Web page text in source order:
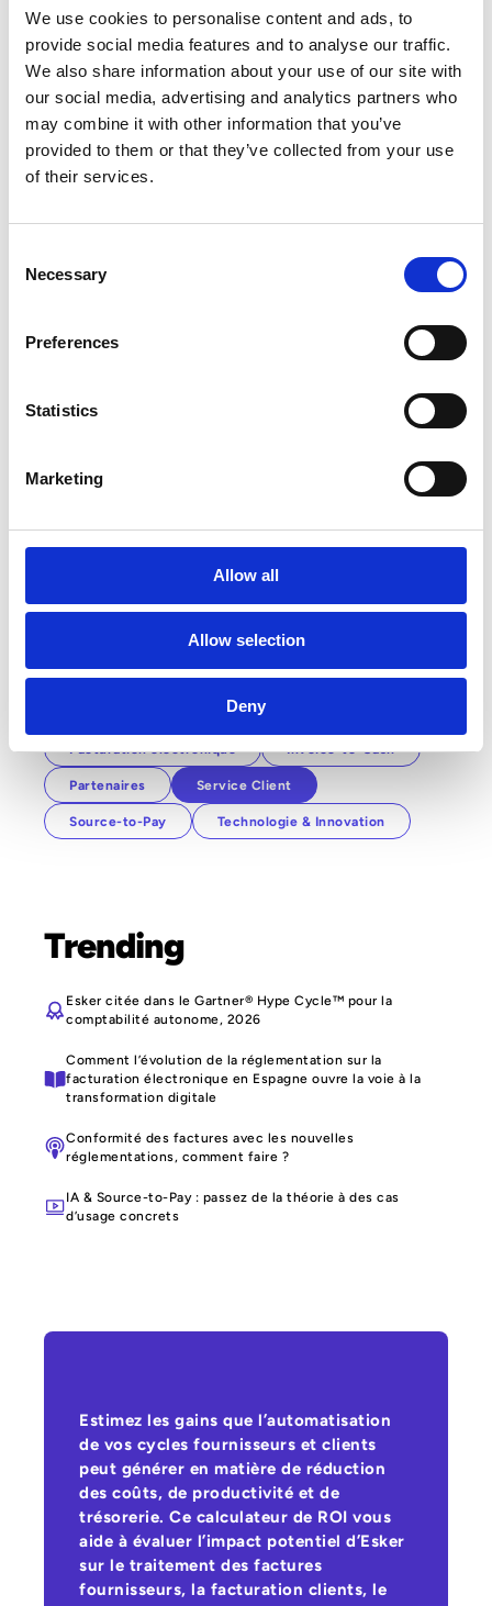
We use cookies to personalise content and ads, to
provide social media features and to analyse our traffic.
We also share information about your use of our site with
our social media, advertising and analytics partners who
may combine it with other information that you’ve
provided to them or that they’ve collected from your use
of their services.
Selection
Necessary
Preferences
Statistics
Marketing
Allow all
Allow selection
Deny
Service Client
Comment la digitalisation de la
Supply Chain fiabilise les
processus et facilite la
6 min(s) de lecture
Service Client de demain : faites la
différence avec une qualité de
service optimale
Manon Duboz
Catégories
Facturation électronique Invoice-to-Cash
Partenaires Service Client
Source-to-Pay Technologie & Innovation
Trending
Esker citée dans le Gartner® Hype Cycle™ pour la
comptabilité autonome, 2026
Comment l’évolution de la réglementation sur la
facturation électronique en Espagne ouvre la voie à la
transformation digitale
Conformité des factures avec les nouvelles
réglementations, comment faire ?
IA & Source-to-Pay : passez de la théorie à des cas
d’usage concrets
Estimez les gains que l’automatisation
de vos cycles fournisseurs et clients
peut générer en matière de réduction
des coûts, de productivité et de
trésorerie. Ce calculateur de ROI vous
aide à évaluer l’impact potentiel d’Esker
sur le traitement des factures
fournisseurs, la facturation clients, le